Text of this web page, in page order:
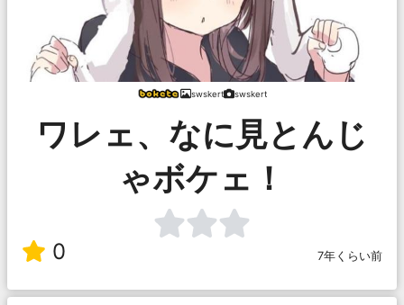
swskert swskert
ワレェ、なに見とんじ
ゃボケェ！
0 7年くらい前